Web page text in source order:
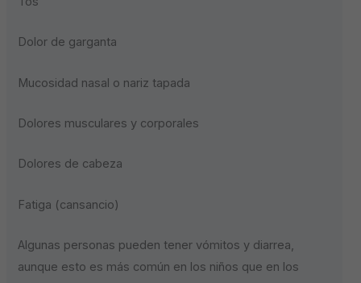
Dolor de garganta
Mucosidad nasal o nariz tapada
Dolores musculares y corporales
Dolores de cabeza
Fatiga (cansancio)
Algunas personas pueden tener vómitos y diarrea,
aunque esto es más común en los niños que en los